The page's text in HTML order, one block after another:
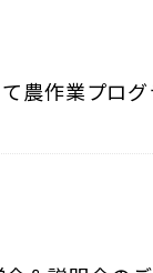
農作業プロ